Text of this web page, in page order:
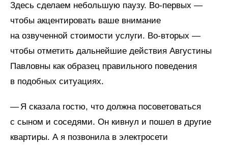
Здесь сделаем небольшую паузу. Во‑первых —
чтобы акцентировать ваше внимание
на озвученной стоимости услуги. Во‑вторых —
чтобы отметить дальнейшие действия Августины
Павловны как образец правильного поведения
в подобных ситуациях.
— Я сказала гостю, что должна посоветоваться
с сыном и соседями. Он кивнул и пошел в другие
квартиры. А я позвонила в электросети